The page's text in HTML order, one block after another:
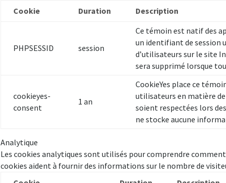
Cookie
Duration Description
PHPSESSID session
Ce témoin est natif des
un identifiant de session
d’utilisateurs sur le site
sera supprimé lorsque
cookieyes-
consent
1 an
CookieYes place ce
utilisateurs en matière
soient respectées lors
ne stocke aucune
Analytique
Les cookies analytiques sont utilisés pour comprendre
cookies aident à fournir des informations sur le nombre de